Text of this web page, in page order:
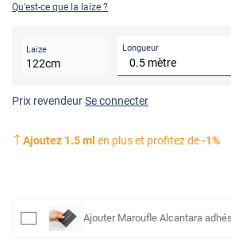
Qu'est-ce que la laize ?
Laize
122cm
Longueur
Prix revendeurSe connecter
Ajoutez 1.5ml en plus et profitez de-1%
Ajouter Maroufle Alcantara